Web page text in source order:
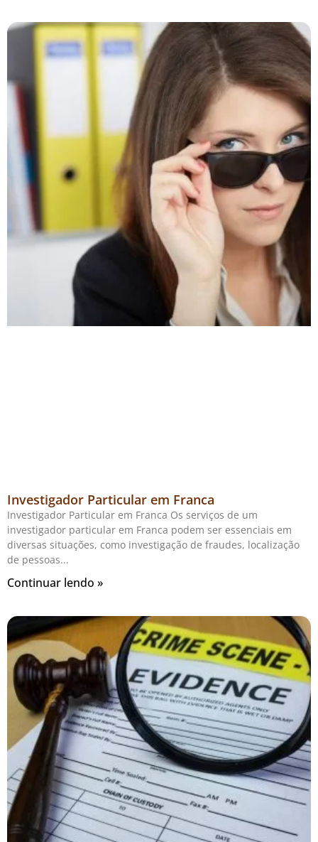
Investigador Particular em Franca
Investigador Particular em Franca Os serviços de um
investigador particular em Franca podem ser essenciais em
diversas situações, como investigação de fraudes, localização
de pessoas
Continuar lendo »